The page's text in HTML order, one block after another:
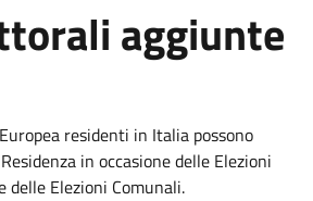
aggiunte
residenti in Italia possono
in occasione delle Elezioni
delle Elezioni Comunali.